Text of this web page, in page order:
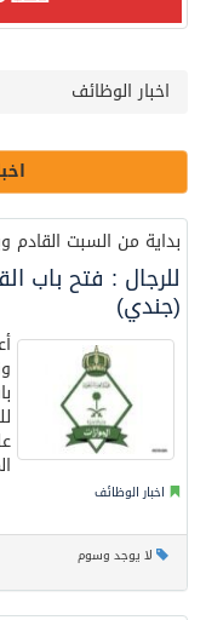
محافظ عفيف
اخبار الوظائف
بداية من السبت
للرجال : فتح باب
(جندي)
اخبار الوظائف
لا يوجد وسوم